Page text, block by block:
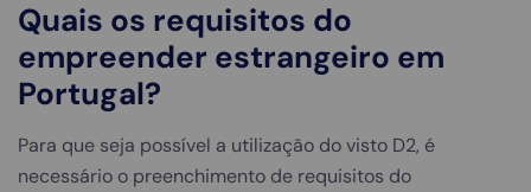
Quais os requisitos do
empreender estrangeiro em
Portugal?
Para que seja possível a utilização do visto D2, é
necessário o preenchimento de requisitos do